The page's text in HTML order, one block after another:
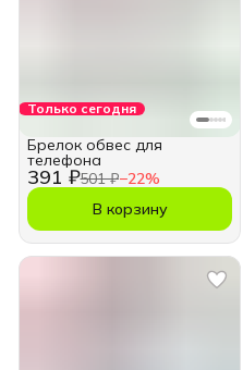
Только сегодня
391 ₽501 ₽−22%
Брелок обвес для
телефона
В корзину